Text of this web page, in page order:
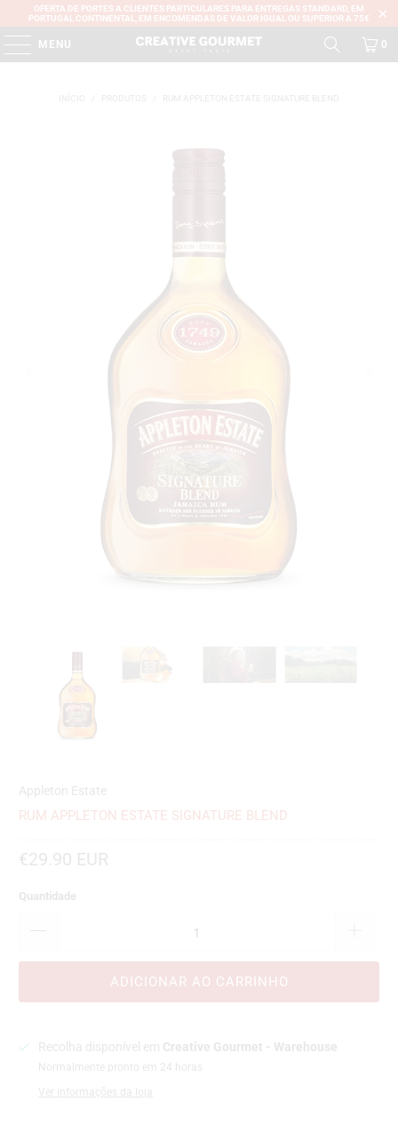
OFERTA DE PORTES A CLIENTES PARTICULARES PARA ENTREGAS STANDARD, EM
PORTUGAL CONTINENTAL, EM ENCOMENDAS DE VALOR IGUAL OU SUPERIOR A 75€
MENU 0
PRODUTOS RUM APPLETON ESTATE SIGNATURE BLEND
Appleton Estate
RUM APPLETON ESTATE SIGNATURE BLEND
€29.90 EUR
Quantidade
ADICIONAR AO CARRINHO
Recolha disponível em Creative Gourmet - Warehouse
Normalmente pronto em 24 horas
Ver informações da loja